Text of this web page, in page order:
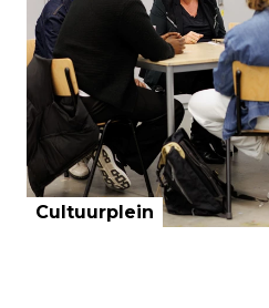
Cultuurplein